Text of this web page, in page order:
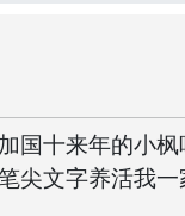
国十来年的小
尖文字养活我一